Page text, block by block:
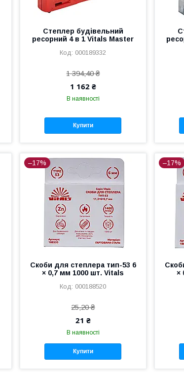
Степлер будівельний
ресорний 4 в 1 Vitals Master
000189332
1 394,40 ₴
1 162 ₴
В наявності
Купити
–17%
Скоби для степлера тип-53 6
× 0,7 мм 1000 шт. Vitals
000188520
25,20 ₴
21 ₴
В наявності
Купити
–17%
×